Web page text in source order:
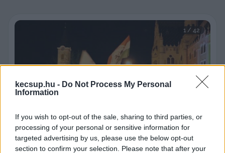
kecsup.hu - Do Not Process My Personal
Information
If you wish to opt-out of the sale, sharing to third parties, or
processing of your personal or sensitive information for
targeted advertising by us, please use the below opt-out
section to confirm your selection. Please note that after your
1 / 42
Previous slide